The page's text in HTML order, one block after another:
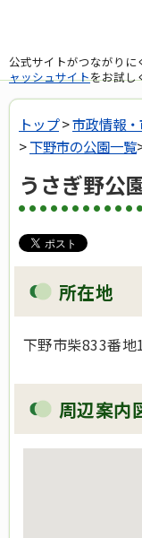
公式サイトがつながり
ャッシュサイトをお試し
トップ>市政情報
>下野市の公園一覧
うさぎ野公
所在地
下野市柴833番地
周辺案内